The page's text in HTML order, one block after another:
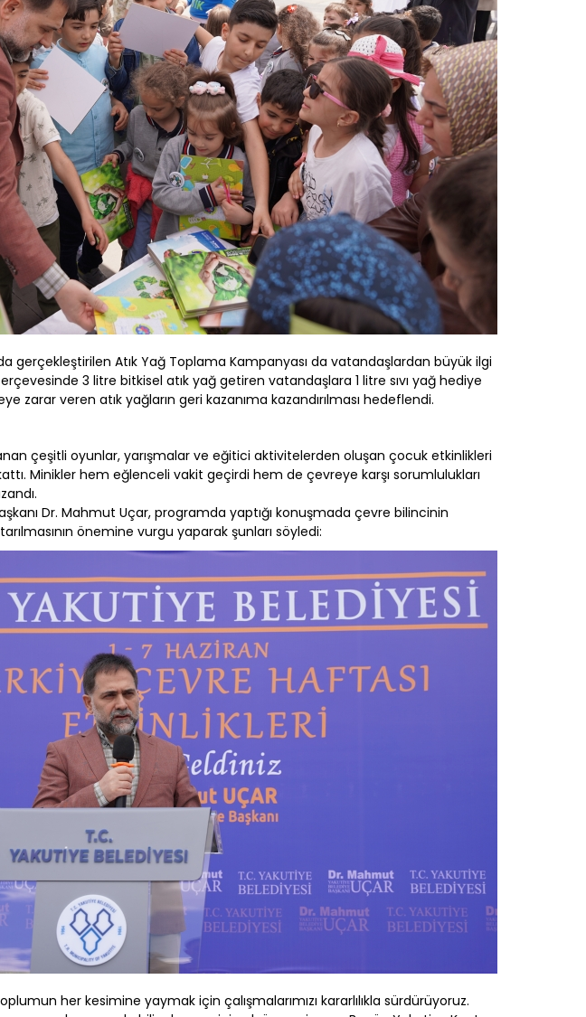
gerçekleştirilen Atık Yağ Toplama Kampanyası da vatandaşlardan büyük ilgi
3 litre bitkisel atık yağ getiren vatandaşlara 1 litre sıvı yağ hediye
zarar veren atık yağların geri kazanıma kazandırılması hedeflendi.
çeşitli oyunlar, yarışmalar ve eğitici aktivitelerden oluşan çocuk etkinlikleri
Minikler hem eğlenceli vakit geçirdi hem de çevreye karşı sorumlulukları
Dr. Mahmut Uçar, programda yaptığı konuşmada çevre bilincinin
önemine vurgu yaparak şunları söyledi:
toplumun her kesimine yaymak için çalışmalarımızı kararlılıkla sürdürüyoruz.